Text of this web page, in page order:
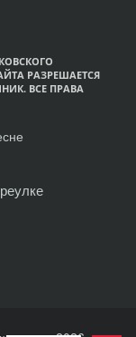
РАЗРЕШАЕТСЯ
ВСЕ ПРАВА